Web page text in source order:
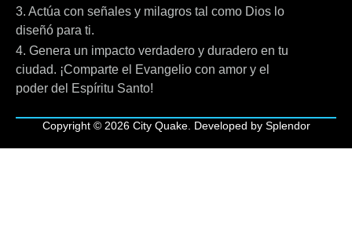
3. Actúa con señales y milagros tal como Dios lo
diseñó para ti.
4. Genera un impacto verdadero y duradero en tu
ciudad. ¡Comparte el Evangelio con amor y el
poder del Espíritu Santo!
Copyright © 2026 City Quake. Developed by Splendor